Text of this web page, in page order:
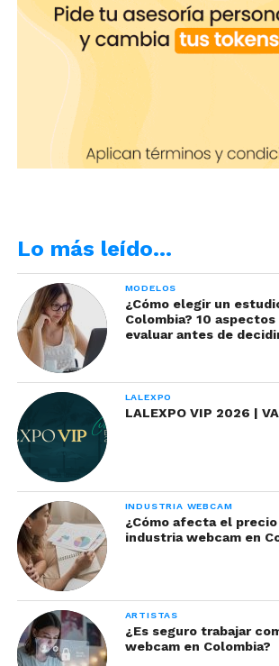
tienen uñas largas, y luego el
sonido de clic en la parte superior.
esto, el uso de un teclado
perfecto, no solo te da libertad
en tu habitación, sino que
sonido de «golpeteo en el teclado»
La música es un ingrediente agradable y
necesario en las salas de chat.
room, ponen a tono a tus oidos y cuerpo
disfrutar de tu show.
Ahora que hemos hablado sobre
Lo más leído…
MODELOS
¿Cómo elegir un
Colombia? 10
evaluar antes de
LALEXPO
LALEXPO VIP 2026 |
INDUSTRIA WEBCAM
¿Cómo afecta el
industria webcam en
ARTISTAS
¿Es seguro trabajar
webcam en Colombia?